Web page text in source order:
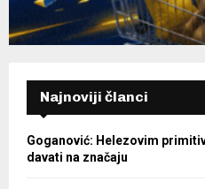
Najnoviji članci
Goganović: Helezovim
davati na značaju